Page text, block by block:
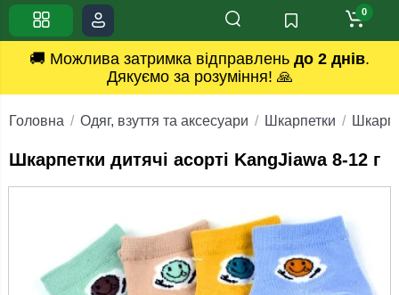
🚚 Можлива затримка відправлень до 2 днів.
Дякуємо за розуміння! 🙏
0
Головна Одяг, взуття та аксесуари Шкарпетки
Шкарпетки дитячі асорті KangJiawa 8-12 г